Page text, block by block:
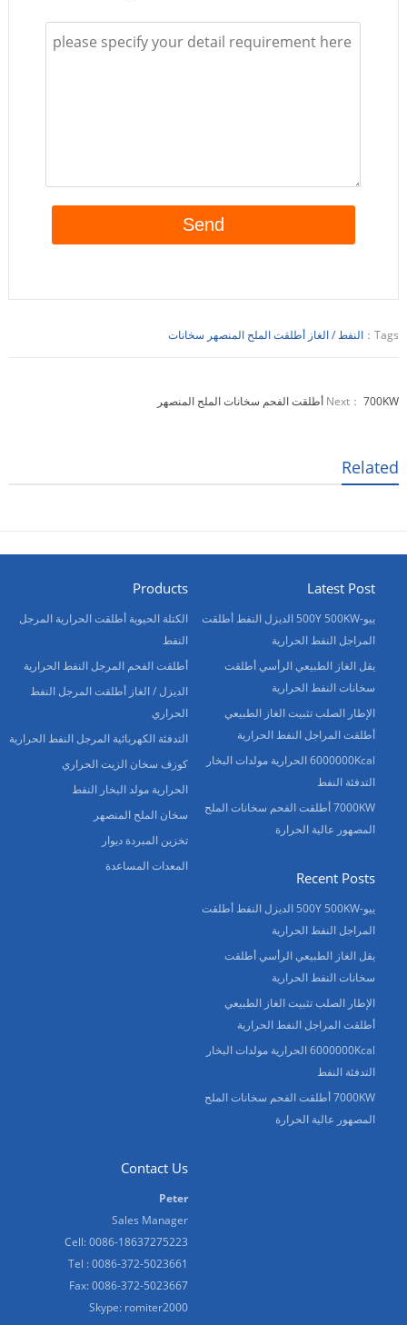
Tags： النفط / الغاز أطلقت الملح المنصهر سخانات
Next：700KW أطلقت الفحم سخانات الملح المنصهر
Related
Products
الكتلة الحيوية أطلقت الحرارية المرجل
النفط
أطلقت الفحم المرجل النفط الحرارية
الديزل / الغاز أطلقت المرجل النفط
الحراري
التدفئة الكهربائية المرجل النفط الحرارية
كوزف سخان الزيت الحراري
الحرارية مولد البخار النفط
سخان الملح المنصهر
تخزين المبردة ديوار
المعدات المساعدة
Latest Post
ييو-500Y 500KW الديزل النفط أطلقت
المراجل النفط الحرارية
يقل الغاز الطبيعي الرأسي أطلقت
سخانات النفط الحرارية
الإطار الصلب تثبيت الغاز الطبيعي
أطلقت المراجل النفط الحرارية
6000000Kcal الحرارية مولدات البخار
التدفئة النفط
7000KW أطلقت الفحم سخانات الملح
المصهور عالية الحرارة
Recent Posts
ييو-500Y 500KW الديزل النفط أطلقت
المراجل النفط الحرارية
يقل الغاز الطبيعي الرأسي أطلقت
سخانات النفط الحرارية
الإطار الصلب تثبيت الغاز الطبيعي
أطلقت المراجل النفط الحرارية
6000000Kcal الحرارية مولدات البخار
التدفئة النفط
7000KW أطلقت الفحم سخانات الملح
المصهور عالية الحرارة
Contact Us
Peter
Sales Manager
Cell: 0086-18637275223
Tel : 0086-372-5023661
Fax: 0086-372-5023667
Skype: romiter2000